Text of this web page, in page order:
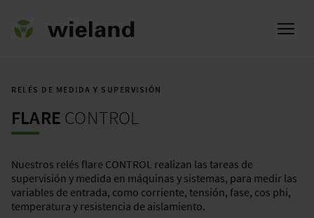
RELÉS DE MEDIDA Y SUPERVISIÓN
FLARE CONTROL
Nuestros relés flare CONTROL realizan las tareas de
supervisión y medida en máquinas y sistemas, para medir las
variables de entrada, como corriente, tensión, fase, cos phi,
temperatura y resistencia de aislamiento.